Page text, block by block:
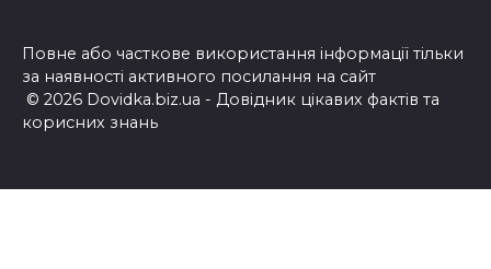
Повне або часткове використання інформації тільки
за наявності активного посилання на сайт
© 2026 Dovidka.biz.ua - Довідник цікавих фактів та
корисних знань